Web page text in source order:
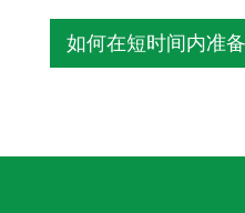
后，您将有机会选
收到高分辨率的
印和分享。
波兰语A1水平考试
平才能申请的职位
如何在短时间内准
拟试题能帮助您熟